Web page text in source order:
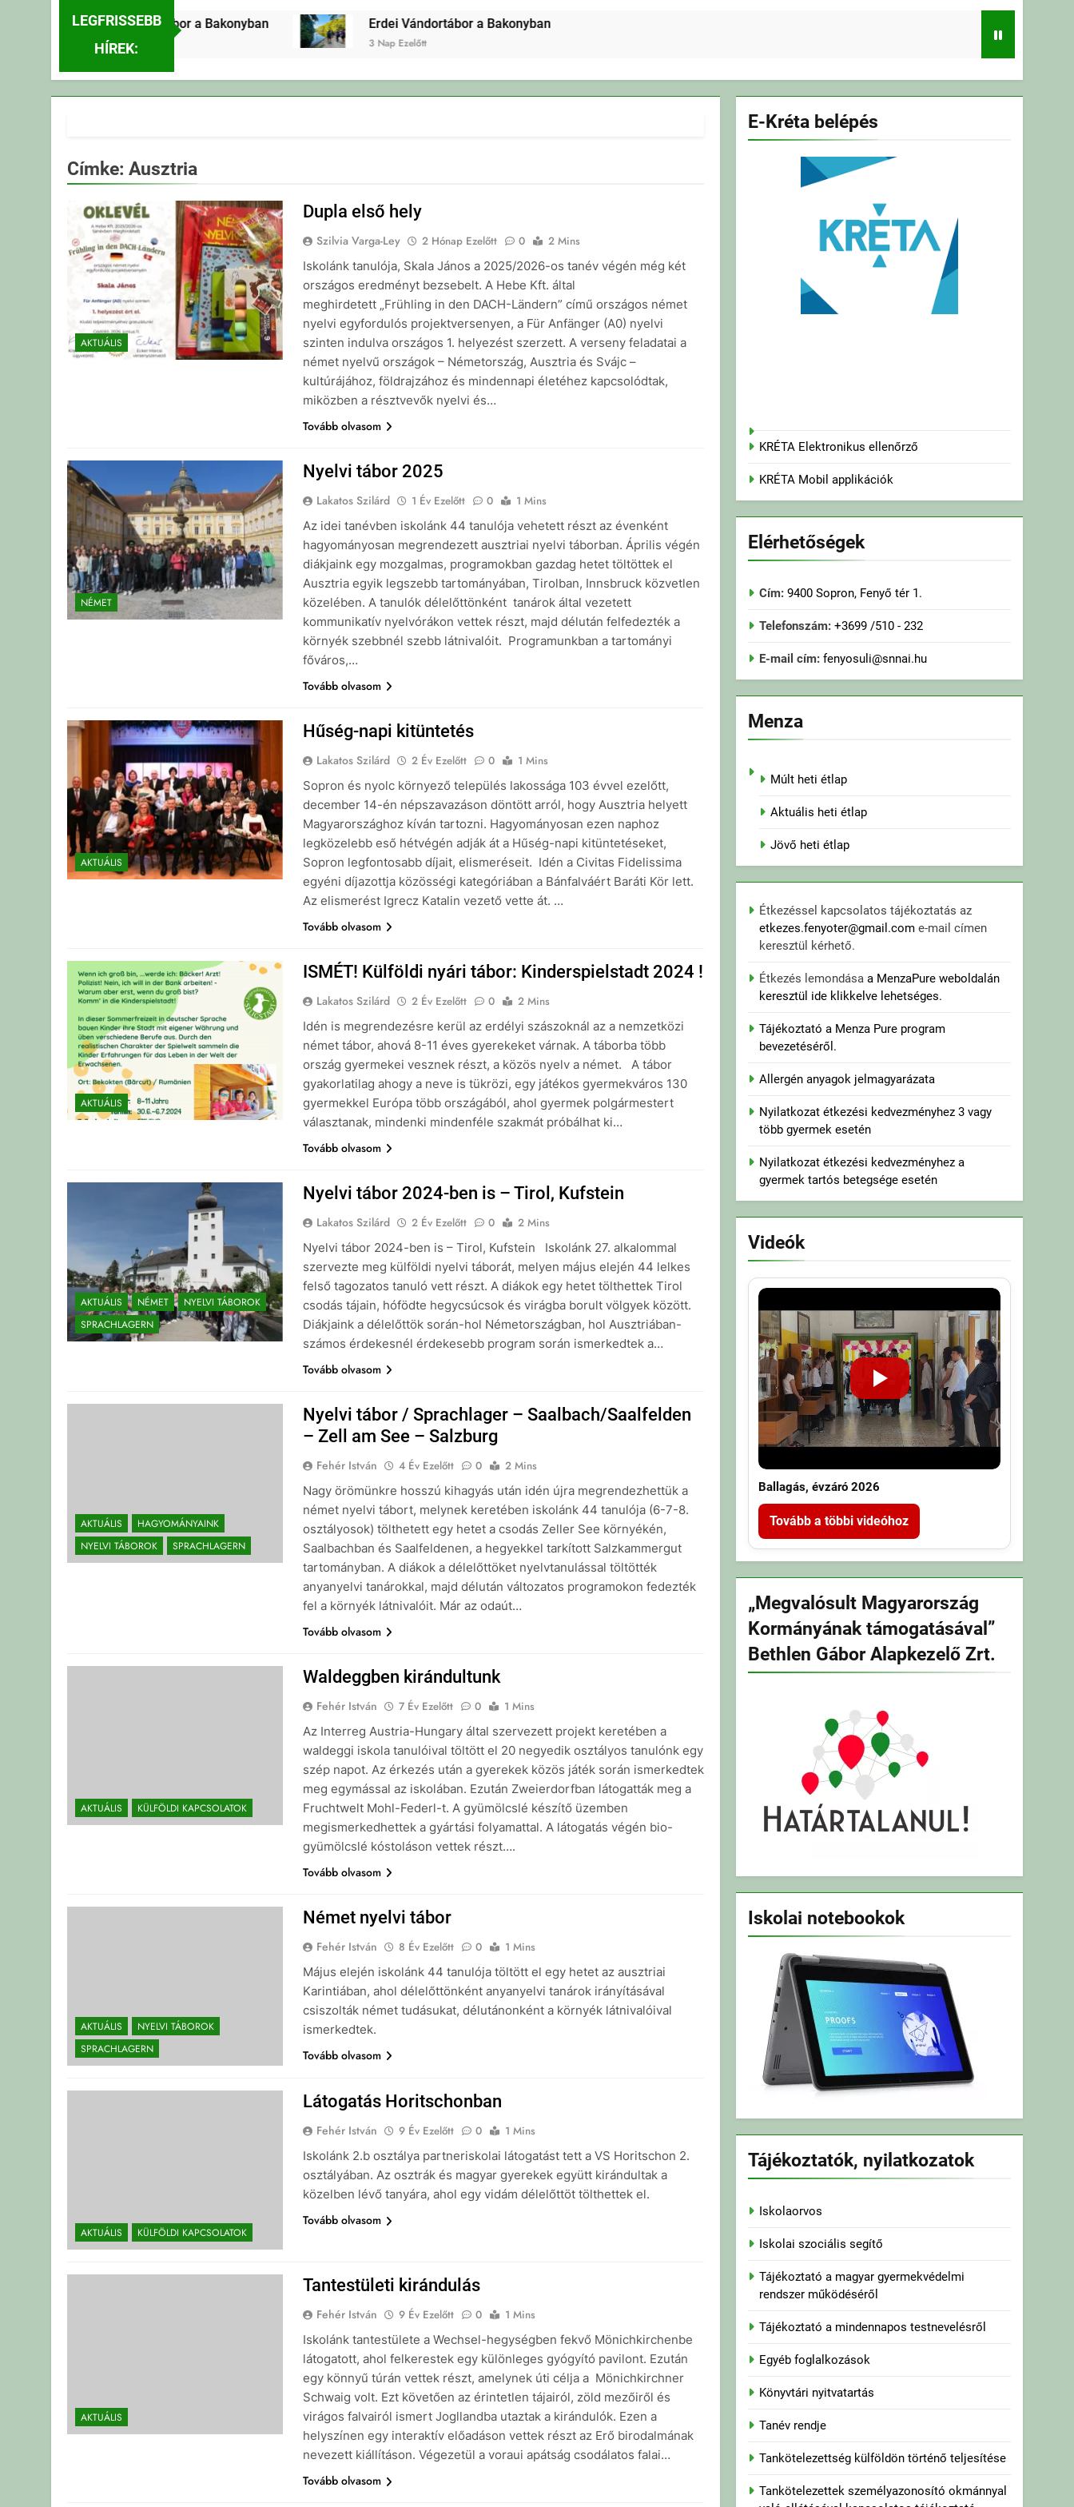
LEGFRISSEBB
HÍREK:
Erdei Vándortábor a Bakonyban
3 Nap Ezelőtt
Erdei Vándortábor a Bakonyban
3 Nap Ezelőtt
Címke: Ausztria
AKTUÁLIS
Dupla első hely
Szilvia Varga-Ley 2 Hónap Ezelőtt 0
2 Mins
Iskolánk tanulója, Skala János a 2025/2026-os tanév végén még két
országos eredményt bezsebelt. A Hebe Kft. által
meghirdetett „Frühling in den DACH-Ländern” című országos német
nyelvi egyfordulós projektversenyen, a Für Anfänger (A0) nyelvi
szinten indulva országos 1. helyezést szerzett. A verseny feladatai a
német nyelvű országok – Németország, Ausztria és Svájc –
kultúrájához, földrajzához és mindennapi életéhez kapcsolódtak,
miközben a résztvevők nyelvi és…
Tovább olvasom
NÉMET
Nyelvi tábor 2025
Lakatos Szilárd 1 Év Ezelőtt 0
1 Mins
Az idei tanévben iskolánk 44 tanulója vehetett részt az évenként
hagyományosan megrendezett ausztriai nyelvi táborban. Április végén
diákjaink egy mozgalmas, programokban gazdag hetet töltöttek el
Ausztria egyik legszebb tartományában, Tirolban, Innsbruck közvetlen
közelében. A tanulók délelőttönként tanárok által vezetett
kommunikatív nyelvórákon vettek részt, majd délután felfedezték a
környék szebbnél szebb látnivalóit. Programunkban a tartományi
főváros,…
Tovább olvasom
AKTUÁLIS
Hűség-napi kitüntetés
Lakatos Szilárd 2 Év Ezelőtt 0
1 Mins
Sopron és nyolc környező település lakossága 103 évvel ezelőtt,
december 14-én népszavazáson döntött arról, hogy Ausztria helyett
Magyarországhoz kíván tartozni. Hagyományosan ezen naphoz
legközelebb eső hétvégén adják át a Hűség-napi kitüntetéseket,
Sopron legfontosabb díjait, elismeréseit. Idén a Civitas Fidelissima
egyéni díjazottja közösségi kategóriában a Bánfalváért Baráti Kör lett.
Az elismerést Igrecz Katalin vezető vette át. …
Tovább olvasom
AKTUÁLIS
ISMÉT! Külföldi nyári tábor: Kinderspielstadt 2024 !
Lakatos Szilárd 2 Év Ezelőtt 0
2 Mins
Idén is megrendezésre kerül az erdélyi szászoknál az a nemzetközi
német tábor, ahová 8-11 éves gyerekeket várnak. A táborba több
ország gyermekei vesznek részt, a közös nyelv a német. A tábor
gyakorlatilag ahogy a neve is tükrözi, egy játékos gyermekváros 130
gyermekkel Európa több országából, ahol gyermek polgármestert
választanak, mindenki mindenféle szakmát próbálhat ki…
Tovább olvasom
AKTUÁLIS NÉMET
NYELVI TÁBOROK
SPRACHLAGERN
Nyelvi tábor 2024-ben is – Tirol, Kufstein
Lakatos Szilárd 2 Év Ezelőtt 0
2 Mins
Nyelvi tábor 2024-ben is – Tirol, Kufstein Iskolánk 27. alkalommal
szervezte meg külföldi nyelvi táborát, melyen május elején 44 lelkes
felső tagozatos tanuló vett részt. A diákok egy hetet tölthettek Tirol
csodás tájain, hófödte hegycsúcsok és virágba borult völgyek között.
Diákjaink a délelőttök során-hol Németországban, hol Ausztriában-
számos érdekesnél érdekesebb program során ismerkedtek a…
Tovább olvasom
AKTUÁLIS
HAGYOMÁNYAINK
NYELVI TÁBOROK
SPRACHLAGERN
Nyelvi tábor / Sprachlager – Saalbach/Saalfelden
– Zell am See – Salzburg
Fehér István 4 Év Ezelőtt 0
2 Mins
Nagy örömünkre hosszú kihagyás után idén újra megrendezhettük a
német nyelvi tábort, melynek keretében iskolánk 44 tanulója (6-7-8.
osztályosok) tölthetett egy hetet a csodás Zeller See környékén,
Saalbachban és Saalfeldenen, a hegyekkel tarkított Salzkammergut
tartományban. A diákok a délelőttöket nyelvtanulással töltötték
anyanyelvi tanárokkal, majd délután változatos programokon fedezték
fel a környék látnivalóit. Már az odaút…
Tovább olvasom
AKTUÁLIS KÜLFÖLDI KAPCSOLATOK
Waldeggben kirándultunk
Fehér István 7 Év Ezelőtt 0
1 Mins
Az Interreg Austria-Hungary által szervezett projekt keretében a
waldeggi iskola tanulóival töltött el 20 negyedik osztályos tanulónk egy
szép napot. Az érkezés után a gyerekek közös játék során ismerkedtek
meg egymással az iskolában. Ezután Zweierdorfban látogatták meg a
Fruchtwelt Mohl-Federl-t. A gyümölcslé készítő üzemben
megismerkedhettek a gyártási folyamattal. A látogatás végén bio-
gyümölcslé kóstoláson vettek részt….
Tovább olvasom
AKTUÁLIS
NYELVI TÁBOROK
SPRACHLAGERN
Német nyelvi tábor
Fehér István 8 Év Ezelőtt 0
1 Mins
Május elején iskolánk 44 tanulója töltött el egy hetet az ausztriai
Karintiában, ahol délelőttönként anyanyelvi tanárok irányításával
csiszolták német tudásukat, délutánonként a környék látnivalóival
ismerkedtek.
Tovább olvasom
AKTUÁLIS KÜLFÖLDI KAPCSOLATOK
Látogatás Horitschonban
Fehér István 9 Év Ezelőtt 0
1 Mins
Iskolánk 2.b osztálya partneriskolai látogatást tett a VS Horitschon 2.
osztályában. Az osztrák és magyar gyerekek együtt kirándultak a
közelben lévő tanyára, ahol egy vidám délelőttöt tölthettek el.
Tovább olvasom
AKTUÁLIS
Tantestületi kirándulás
Fehér István 9 Év Ezelőtt 0
1 Mins
Iskolánk tantestülete a Wechsel-hegységben fekvő Mönichkirchenbe
látogatott, ahol felkerestek egy különleges gyógyító pavilont. Ezután
egy könnyű túrán vettek részt, amelynek úti célja a Mönichkirchner
Schwaig volt. Ezt követően az érintetlen tájairól, zöld mezőiről és
virágos falvairól ismert Jogllandba utaztak a kirándulók. Ezen a
helyszínen egy interaktív előadáson vettek részt az Erő birodalmának
nevezett kiállításon. Végezetül a voraui apátság csodálatos falai…
Tovább olvasom
E-Kréta belépés
KRÉTA Elektronikus ellenőrző
KRÉTA Mobil applikációk
Elérhetőségek
Cím: 9400 Sopron, Fenyő tér 1.
Telefonszám: +3699 /510 - 232
E-mail cím: fenyosuli@snnai.hu
Menza
Múlt heti étlap
Aktuális heti étlap
Jövő heti étlap
Étkezéssel kapcsolatos tájékoztatás az
etkezes.fenyoter@gmail.come-mail címen
keresztül kérhető.
Étkezés lemondásaa MenzaPure weboldalán
keresztül ide klikkelve lehetséges.
Tájékoztató a Menza Pure program
bevezetéséről.
Allergén anyagok jelmagyarázata
Nyilatkozat étkezési kedvezményhez 3 vagy
több gyermek esetén
Nyilatkozat étkezési kedvezményhez a
gyermek tartós betegsége esetén
Videók
Ballagás, évzáró 2026
Tovább a többi videóhoz
„Megvalósult Magyarország
Kormányának támogatásával”
Bethlen Gábor Alapkezelő Zrt.
Iskolai notebookok
Tájékoztatók, nyilatkozatok
Iskolaorvos
Iskolai szociális segítő
Tájékoztató a magyar gyermekvédelmi
rendszer működéséről
Tájékoztató a mindennapos testnevelésről
Egyéb foglalkozások
Könyvtári nyitvatartás
Tanév rendje
Tankötelezettség külföldön történő teljesítése
Tankötelezettek személyazonosító okmánnyal